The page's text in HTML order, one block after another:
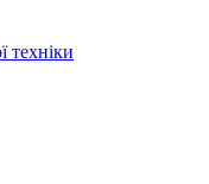
техніки